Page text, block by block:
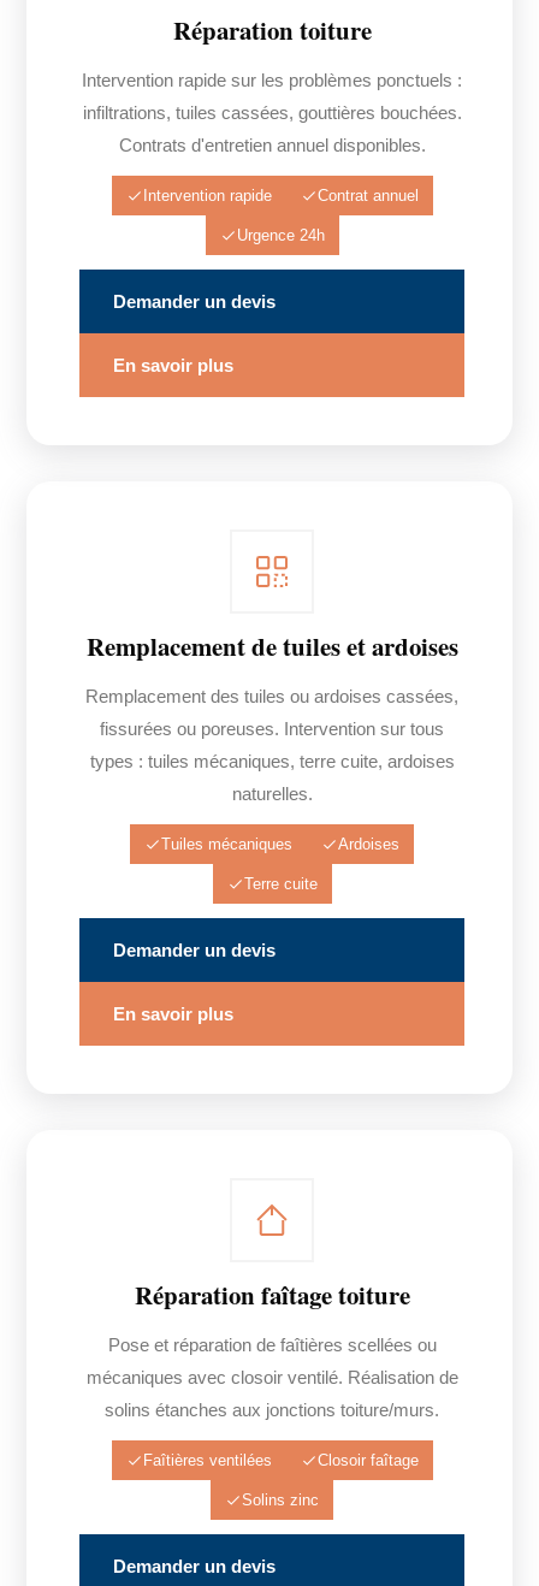
Réparation toiture
Intervention rapide sur les problèmes ponctuels :
infiltrations, tuiles cassées, gouttières bouchées.
Contrats d'entretien annuel disponibles.
Intervention rapide Contrat annuel
Urgence 24h
Demander un devis
En savoir plus
Remplacement de tuiles et ardoises
Remplacement des tuiles ou ardoises cassées,
fissurées ou poreuses. Intervention sur tous
types : tuiles mécaniques, terre cuite, ardoises
naturelles.
Tuiles mécaniques Ardoises
Terre cuite
Demander un devis
En savoir plus
Réparation faîtage toiture
Pose et réparation de faîtières scellées ou
mécaniques avec closoir ventilé. Réalisation de
solins étanches aux jonctions toiture/murs.
Faîtières ventilées Closoir faîtage
Solins zinc
Demander un devis